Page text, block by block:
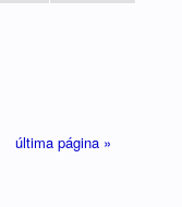
última página »